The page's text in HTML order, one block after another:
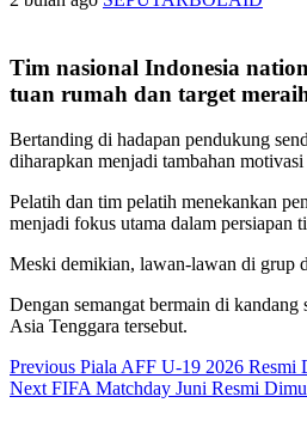
Tim nasional Indonesia
tuan rumah dan target
Bertanding di hadapan pendukung
diharapkan menjadi tambahan
Pelatih dan tim pelatih menekankan
menjadi fokus utama dalam persiapan
Meski demikian, lawan-lawan di grup
Dengan semangat bermain di
Asia Tenggara tersebut.
Post
navigation
Previous Piala AFF U-19 2026 Resmi
Next FIFA Matchday Juni Resmi